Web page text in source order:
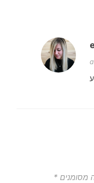
מסומנים *